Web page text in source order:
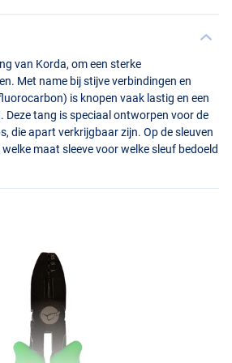
van Korda, om een sterke
Met name bij stijve verbindingen en
is knopen vaak lastig en een
Deze tang is speciaal ontworpen voor de
die apart verkrijgbaar zijn. Op de sleuven
maat sleeve voor welke sleuf bedoeld